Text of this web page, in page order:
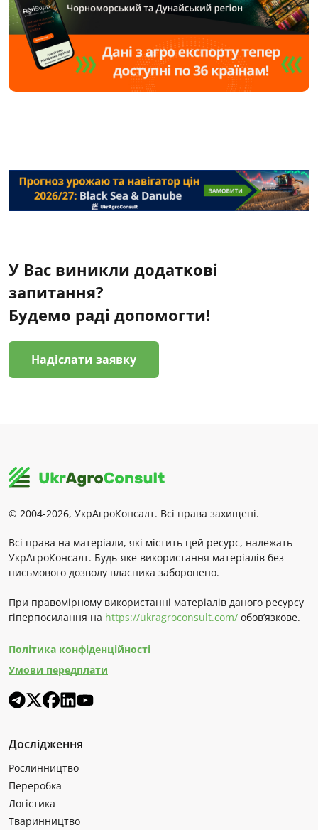
У Вас виникли додаткові
запитання?
Будемо раді допомогти!
Надіслати заявку
© 2004-2026, УкрАгроКонсалт. Всі права захищені.
Всі права на матеріали, які містить цей ресурс, належать
УкрАгроКонсалт. Будь-яке використання матеріалів без
письмового дозволу власника заборонено.
При правомірному використанні матеріалів даного ресурсу
гіперпосилання на https://ukragroconsult.com/ обов’язкове.
Політика конфіденційності
Умови передплати
Дослідження
Рослинництво
Переробка
Логістика
Тваринництво